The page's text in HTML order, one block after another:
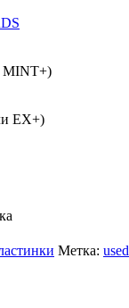
MINT+)
EX+)
Метка: used